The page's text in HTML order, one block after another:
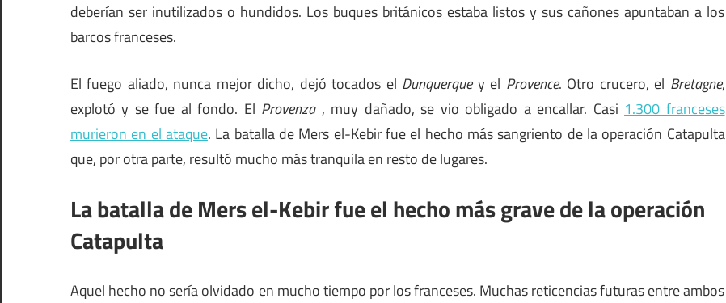
deberían ser inutilizados o hundidos. Los buques británicos estaba listos y sus cañones apuntaban a los
barcos franceses.
El fuego aliado, nunca mejor dicho, dejó tocados el Dunquerquey el Provence. Otro crucero, el Bretagne,
explotó y se fue al fondo. El Provenza, muy dañado, se vio obligado a encallar. Casi 1.300 franceses
murieron en el ataque. La batalla de Mers el-Kebir fue el hecho más sangriento de la operación Catapulta
que, por otra parte, resultó mucho más tranquila en resto de lugares.
La batalla de Mers el-Kebir fue el hecho más grave de la operación
Catapulta
Aquel hecho no sería olvidado en mucho tiempo por los franceses. Muchas reticencias futuras entre ambos